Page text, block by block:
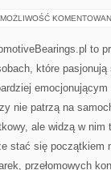
MOŻLIWOŚĆ
to
które
nie patrzą na
ale widzą w nim
stać się początkiem
przełomowych